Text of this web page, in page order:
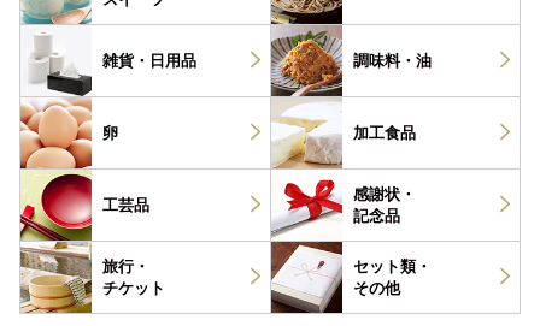
雑貨・ 日用品 調味料・ 油
卵 加工食品
工芸品
感謝状・
記念品
旅行・
チケット
セット類・
その他